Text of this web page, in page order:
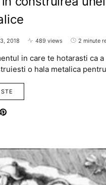
2018 489 views 2 minute
in care te hotarasti ca
o hala metalica